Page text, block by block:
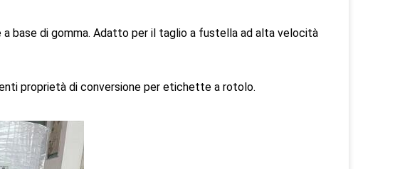
base di gomma. Adatto per il taglio a fustella ad alta velocità
proprietà di conversione per etichette a rotolo.